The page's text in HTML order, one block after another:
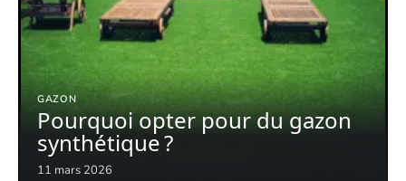
GAZON
Pourquoi opter pour du gazon
synthétique ?
11 mars 2026